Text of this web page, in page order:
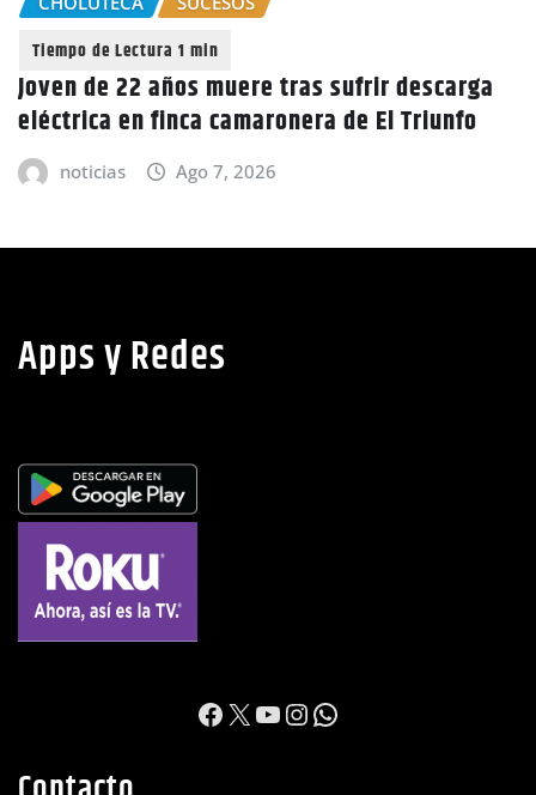
GOBIERNO HONDURAS
CIDH escucha denuncias por uso de
políticos y debilidad de la
noticias Ago 6, 2026